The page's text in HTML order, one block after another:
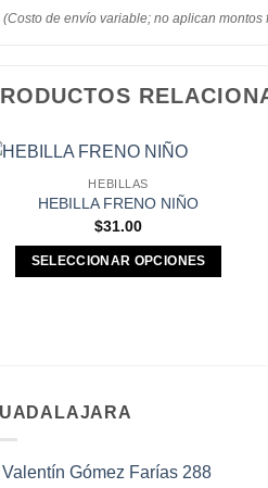
(Costo de envío variable; no aplican montos
Añadir a
Favoritos
HEBILLAS
HEBILLA FRENO NIÑO
$31.00
SELECCIONAR OPCIONES
Las
se
Valentín Gómez Farías 288